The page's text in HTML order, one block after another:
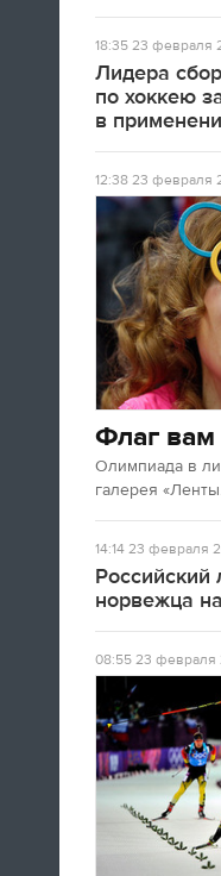
18:3523 февраля
Лидера
по хоккею
в
12:3823 февраля
Флаг
Олимпиада в
галерея
14:1423 февраля
норвежца
08:5523 февраля